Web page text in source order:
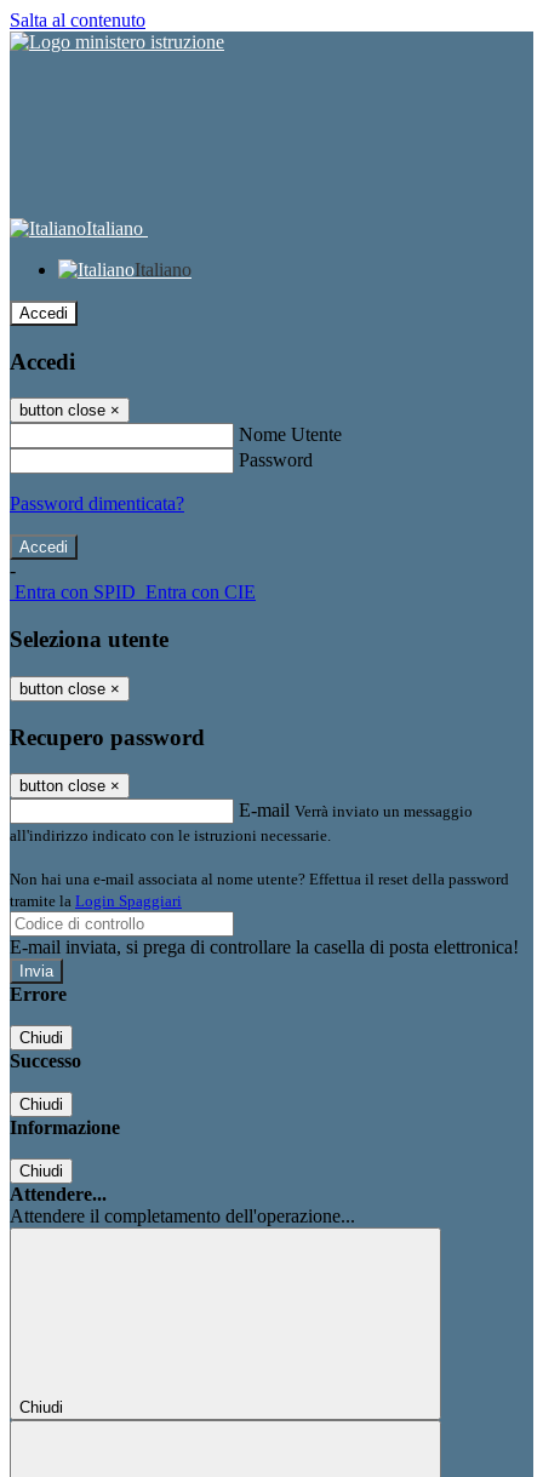
Salta al contenuto
Italiano
Italiano
Accedi
Accedi
button close ×
Nome Utente
Password
Password dimenticata?
-
Entra con SPID Entra con CIE
Seleziona utente
button close ×
Recupero password
button close ×
E-mail Verrà inviato un messaggio
all'indirizzo indicato con le istruzioni necessarie.
Non hai una e-mail associata al nome utente? Effettua il reset della password
tramite la Login Spaggiari
E-mail inviata, si prega di controllare la casella di posta elettronica!
Errore
Chiudi
Successo
Chiudi
Informazione
Chiudi
Attendere...
Attendere il completamento dell'operazione...
Chiudi